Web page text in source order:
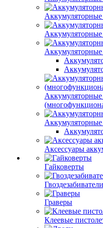
Аккумуляторные
Аксессуары
Гайковерты
Граверы
Клеевые